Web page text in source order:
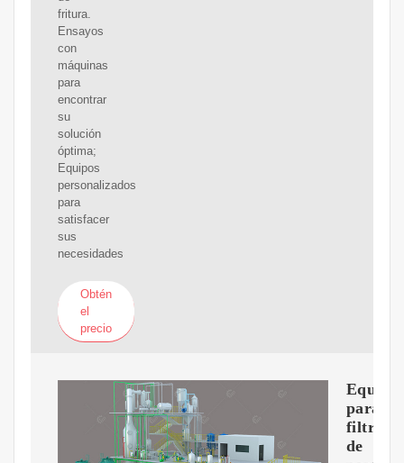
fritura.
Ensayos
con
máquinas
para
encontrar
su
solución
óptima;
Equipos
personalizados
para
satisfacer
sus
necesidades
Obtén
el
precio
para
de